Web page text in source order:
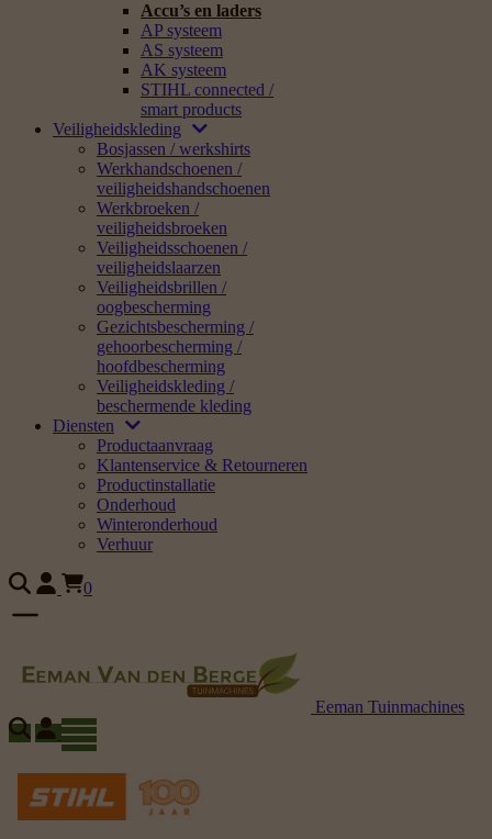
Accu’s en laders
AP systeem
AS systeem
AK systeem
STIHL connected /
smart products
Veiligheidskleding
Bosjassen / werkshirts
Werkhandschoenen /
veiligheidshandschoenen
Werkbroeken /
veiligheidsbroeken
Veiligheidsschoenen /
veiligheidslaarzen
Veiligheidsbrillen /
oogbescherming
Gezichtsbescherming /
gehoorbescherming /
hoofdbescherming
Veiligheidskleding /
beschermende kleding
Diensten
Productaanvraag
Klantenservice & Retourneren
Productinstallatie
Onderhoud
Winteronderhoud
Verhuur
0
Eeman Tuinmachines